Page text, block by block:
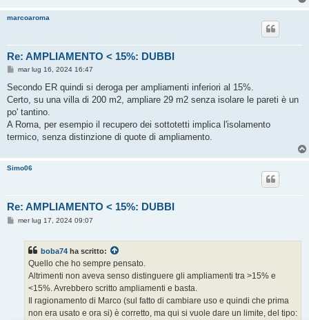
o
marcoaroma
Re: AMPLIAMENTO < 15%: DUBBI
M
s
a
g
i
o
mar lug 16, 2024 16:47
Secondo ER quindi si deroga per ampliamenti inferiori al 15%.
Certo, su una villa di 200 m2, ampliare 29 m2 senza isolare le pareti è un
po' tantino.
A Roma, per esempio il recupero dei sottotetti implica l'isolamento
termico, senza distinzione di quote di ampliamento.
Simo06
Re: AMPLIAMENTO < 15%: DUBBI
Mmer lug 17, 2024 09:07
boba74 ha scritto:
Quello che ho sempre pensato.
Altrimenti non aveva senso distinguere gli ampliamenti tra >15% e
<15%. Avrebbero scritto ampliamenti e basta.
Il ragionamento di Marco (sul fatto di cambiare uso e quindi che prima
non era usato e ora si) è corretto, ma qui si vuole dare un limite, del tipo: